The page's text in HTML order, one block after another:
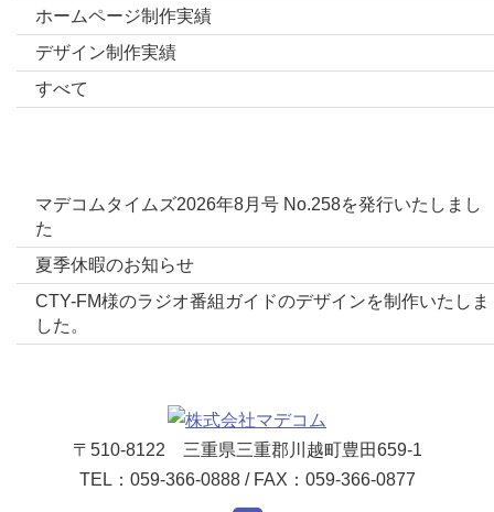
ホームページ制作実績
デザイン制作実績
すべて
マデコムタイムズ2026年8月号 No.258を発行いたしまし
た
夏季休暇のお知らせ
CTY-FM様のラジオ番組ガイドのデザインを制作いたしま
した。
〒510-8122 三重県三重郡川越町豊田659-1
TEL：059-366-0888 / FAX：059-366-0877